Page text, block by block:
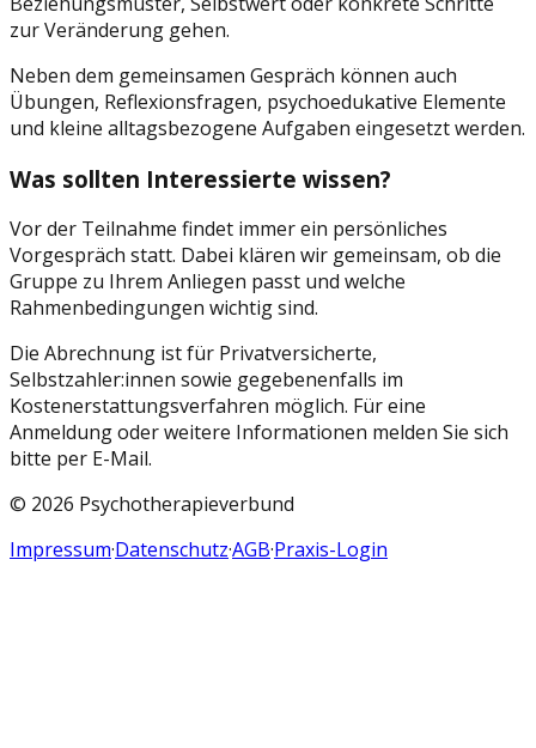
zur Veränderung gehen.
Neben dem gemeinsamen Gespräch können auch
Übungen, Reflexionsfragen, psychoedukative Elemente
und kleine alltagsbezogene Aufgaben eingesetzt werden.
Was sollten Interessierte wissen?
Vor der Teilnahme findet immer ein persönliches
Vorgespräch statt. Dabei klären wir gemeinsam, ob die
Gruppe zu Ihrem Anliegen passt und welche
Rahmenbedingungen wichtig sind.
Die Abrechnung ist für Privatversicherte,
Selbstzahler:innen sowie gegebenenfalls im
Kostenerstattungsverfahren möglich. Für eine
Anmeldung oder weitere Informationen melden Sie sich
bitte per E-Mail.
© 2026 Psychotherapieverbund
Impressum·Datenschutz·AGB·Praxis-Login